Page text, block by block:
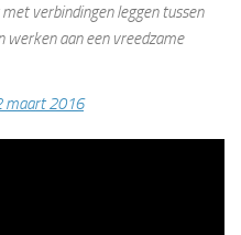
verbindingen leggen tussen
werken aan een vreedzame
maart 2016